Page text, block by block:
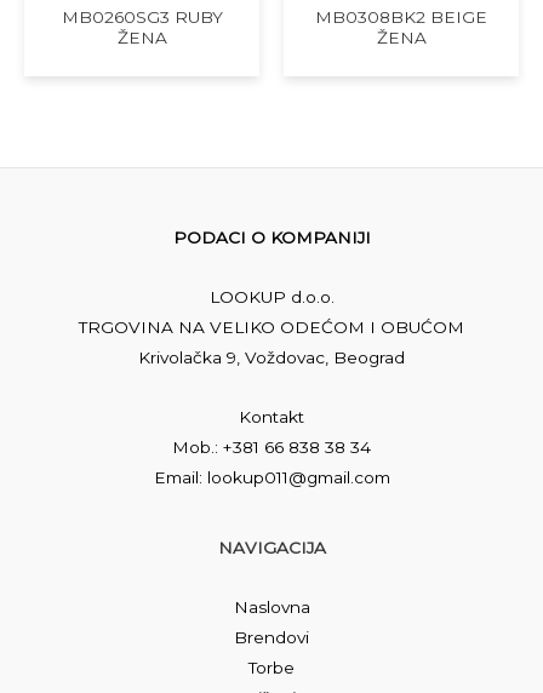
MB0260SG3 RUBY
ŽENA
MB0308BK2 BEIGE
ŽENA
PODACI O KOMPANIJI
LOOKUP d.o.o.
TRGOVINA NA VELIKO ODEĆOM I OBUĆOM
Krivolačka 9, Voždovac, Beograd
Kontakt
Mob.: +381 66 838 38 34
Email: lookup011@gmail.com
NAVIGACIJA
Naslovna
Brendovi
Torbe